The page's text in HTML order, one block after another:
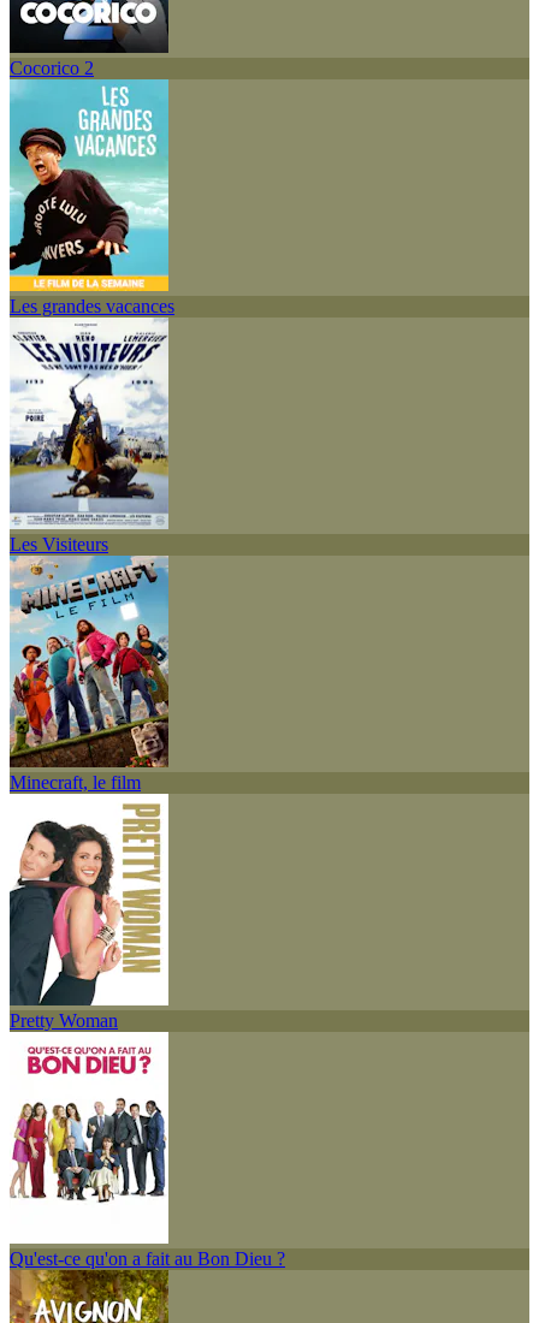
Cocorico 2
Les grandes vacances
Les Visiteurs
Minecraft, le film
Pretty Woman
Qu'est-ce qu'on a fait au Bon Dieu ?